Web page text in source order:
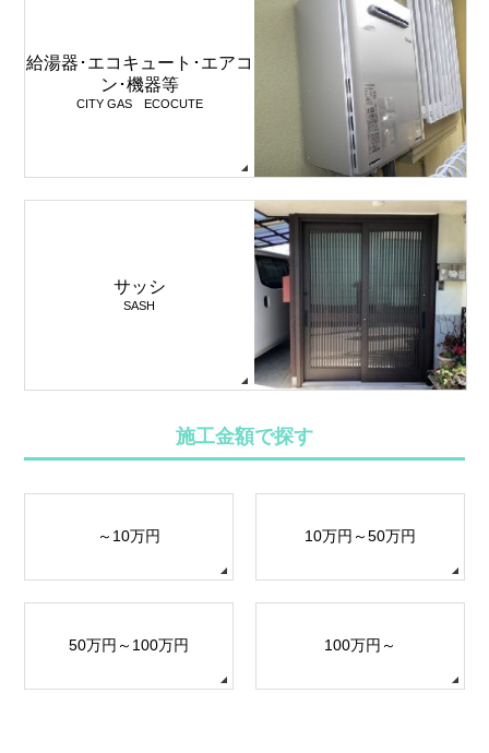
給湯器･エコキュート･エアコ
ン･機器等
CITY GAS ECOCUTE
サッシ
SASH
施工金額で探す
～10万円 10万円～50万円
50万円～100万円 100万円～